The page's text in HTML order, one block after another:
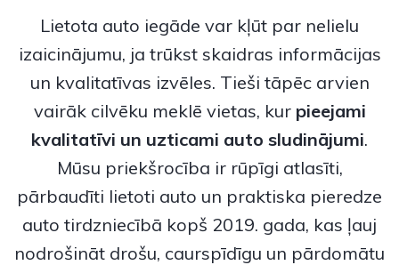
Lietota auto iegāde var kļūt par nelielu
izaicinājumu, ja trūkst skaidras informācijas
un kvalitatīvas izvēles. Tieši tāpēc arvien
vairāk cilvēku meklē vietas, kur pieejami
kvalitatīvi un uzticami auto sludinājumi.
Mūsu priekšrocība ir rūpīgi atlasīti,
pārbaudīti lietoti auto un praktiska pieredze
auto tirdzniecībā kopš 2019. gada, kas ļauj
nodrošināt drošu, caurspīdīgu un pārdomātu